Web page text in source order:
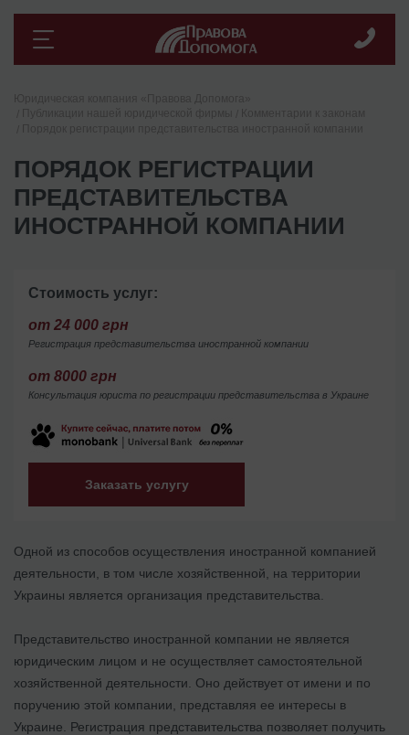
ПОРЯДОК РЕГИСТРАЦИИ
ПРЕДСТАВИТЕЛЬСТВА
ИНОСТРАННОЙ КОМПАНИИ
Стоимость услуг:
от 24 000 грн
Регистрация представительства иностранной компании
от 8000 грн
Консультация юриста по регистрации представительства в Украине
Заказать услугу
Одной из способов осуществления иностранной компанией
деятельности, в том числе хозяйственной, на территории
Украины является организация представительства.
Представительство иностранной компании не является
юридическим лицом и не осуществляет самостоятельной
хозяйственной деятельности. Оно действует от имени и по
поручению этой компании, представляя ее интересы в
Украине. Регистрация представительства позволяет получить